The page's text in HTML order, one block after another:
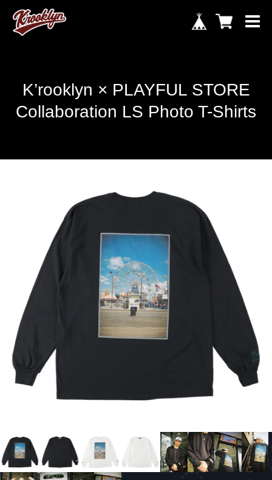
K’rooklyn × PLAYFUL STORE
Collaboration LS Photo T-Shirts